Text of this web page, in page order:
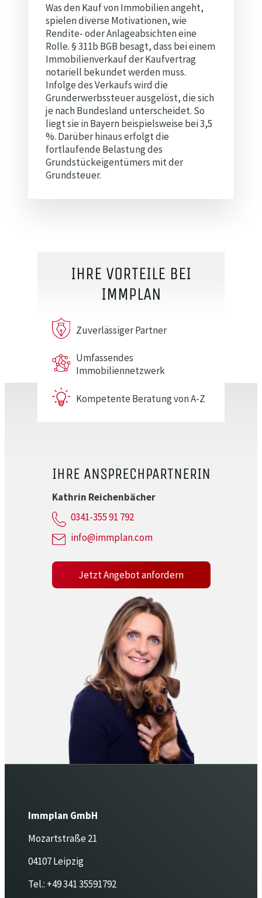
Was den Kauf von Immobilien angeht,
spielen diverse Motivationen, wie
Rendite- oder Anlageabsichten eine
Rolle. § 311b BGB besagt, dass bei einem
Immobilienverkauf der Kaufvertrag
notariell bekundet werden muss.
Infolge des Verkaufs wird die
Grunderwerbssteuer ausgelöst, die sich
je nach Bundesland unterscheidet. So
liegt sie in Bayern beispielsweise bei 3,5
%. Darüber hinaus erfolgt die
fortlaufende Belastung des
Grundstückeigentümers mit der
Grundsteuer.
IHRE VORTEILE BEI
IMMPLAN
Zuverlässiger Partner
Umfassendes
Immobiliennetzwerk
Kompetente Beratung von A-Z
IHRE ANSPRECHPARTNERIN
Kathrin Reichenbächer
0341-355 91 792
info@immplan.com
Jetzt Angebot anfordern
Immplan GmbH
Mozartstraße 21
04107 Leipzig
Tel.: +49 341 35591792